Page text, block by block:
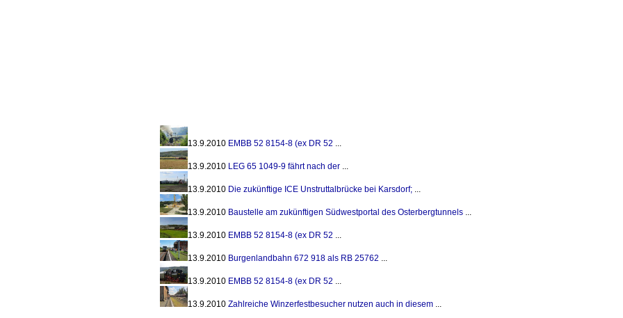
13.9.2010 EMBB 52 8154-8 (ex DR 52 ...
13.9.2010 LEG 65 1049-9 fährt nach der ...
13.9.2010 Die zukünftige ICE Unstruttalbrücke bei Karsdorf; ...
13.9.2010 Baustelle am zukünftigen Südwestportal des Osterbergtunnels ...
13.9.2010 EMBB 52 8154-8 (ex DR 52 ...
13.9.2010 Burgenlandbahn 672 918 als RB 25762 ...
13.9.2010 EMBB 52 8154-8 (ex DR 52 ...
13.9.2010 Zahlreiche Winzerfestbesucher nutzen auch in diesem ...